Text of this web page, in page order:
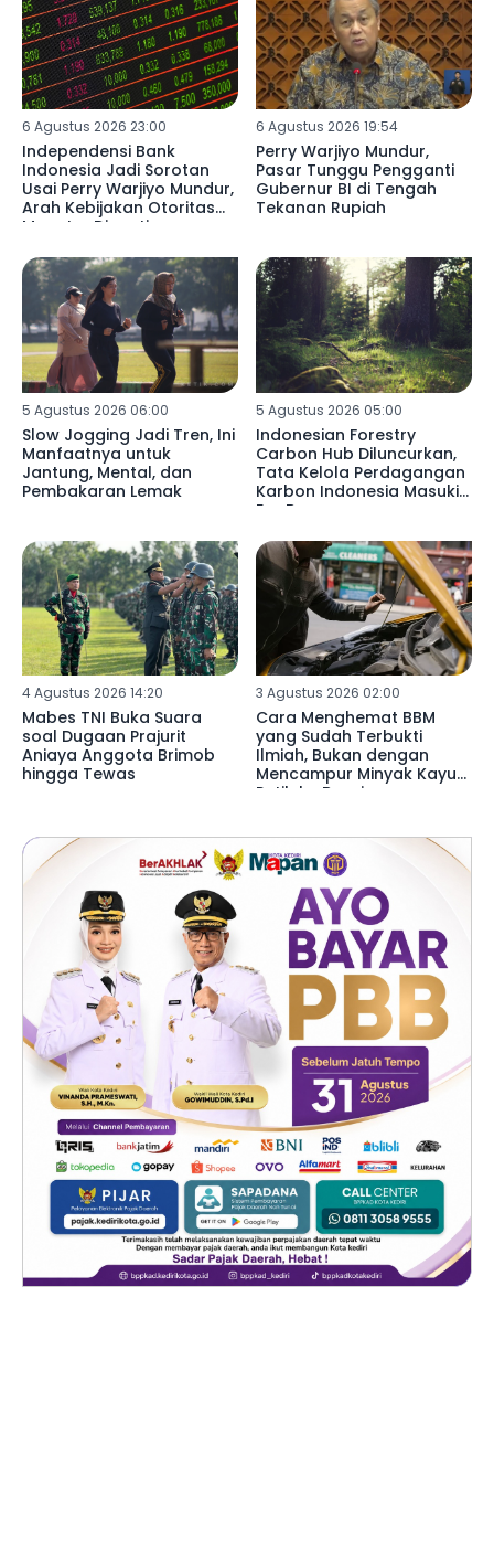
6 Agustus 2026 23:00
Independensi Bank
Indonesia Jadi Sorotan
Usai Perry Warjiyo Mundur,
Arah Kebijakan Otoritas
Moneter Dinanti
6 Agustus 2026 19:54
Perry Warjiyo Mundur,
Pasar Tunggu Pengganti
Gubernur BI di Tengah
Tekanan Rupiah
5 Agustus 2026 06:00
Slow Jogging Jadi Tren, Ini
Manfaatnya untuk
Jantung, Mental, dan
Pembakaran Lemak
5 Agustus 2026 05:00
Indonesian Forestry
Carbon Hub Diluncurkan,
Tata Kelola Perdagangan
Karbon Indonesia Masuki
Era Baru
4 Agustus 2026 14:20
Mabes TNI Buka Suara
soal Dugaan Prajurit
Aniaya Anggota Brimob
hingga Tewas
3 Agustus 2026 02:00
Cara Menghemat BBM
yang Sudah Terbukti
Ilmiah, Bukan dengan
Mencampur Minyak Kayu
Putih ke Bensin